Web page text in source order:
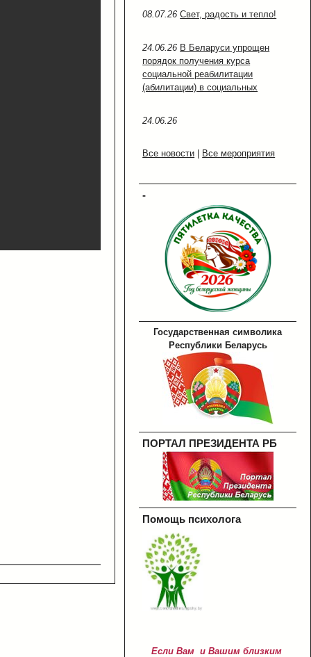
08.07.26Свет, радость и тепло!
24.06.26 В Беларуси упрощен
порядок получения курса
социальной реабилитации
(абилитации) в социальных
24.06.26
Все новости Все мероприятия
-
Государственная символика
Республики Беларусь
ПОРТАЛ ПРЕЗИДЕНТА РБ
Помощь психолога
Если Вам и Вашим близким